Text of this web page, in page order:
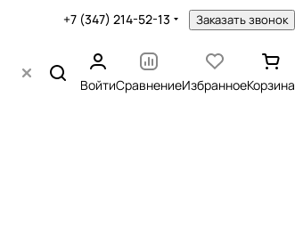
+7 (347) 214-52-13 Заказать звонок
ВойтиСравнениеИзбранноеКорзина